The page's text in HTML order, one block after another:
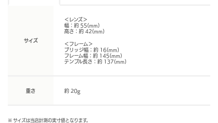
サイズ
＜レンズ＞
幅：約 55(mm)
高さ：約 42(mm)
＜フレーム＞
ブリッジ幅：約 16(mm)
フレーム幅：約 145(mm)
テンプル長さ：約 137(mm)
重さ 約 20g
※ サイズは当店計測の実寸値となります。